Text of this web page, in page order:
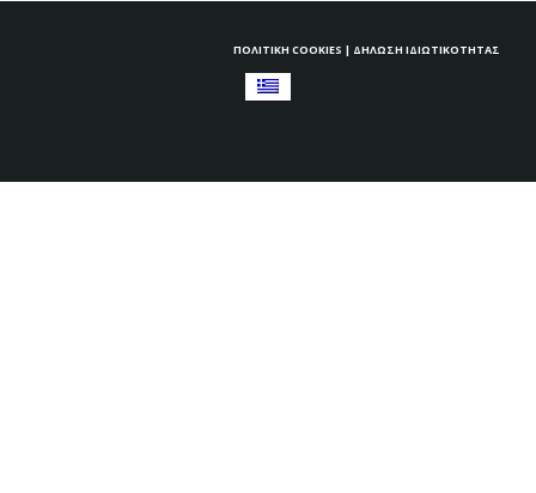
ΠΟΛΙΤΙΚΉ COOKIES | ΔΉΛΩΣΗ ΙΔΙΩΤΙΚΌΤΗΤΑΣ